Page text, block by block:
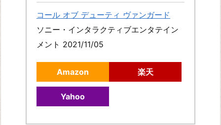
コール オブ デューティ ヴァンガード
ソニー・インタラクティブエンタテイン
メント 2021/11/05
Amazon 楽天
Yahoo